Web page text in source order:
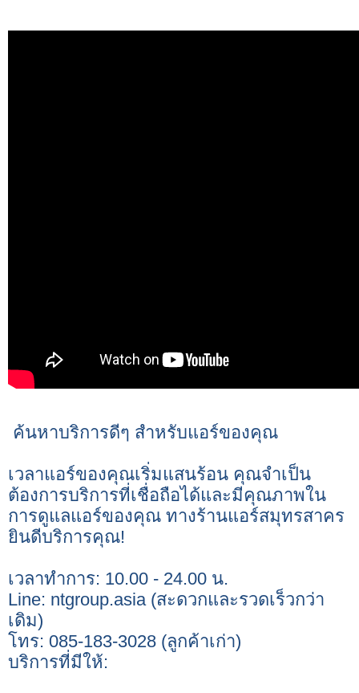
️ ค้นหาบริการดีๆ สำหรับแอร์ของคุณ ️
เวลาแอร์ของคุณเริ่มแสนร้อน คุณจำเป็น
ต้องการบริการที่เชื่อถือได้และมีคุณภาพใน
การดูแลแอร์ของคุณ ทางร้านแอร์สมุทรสาคร
ยินดีบริการคุณ!
เวลาทำการ: 10.00 - 24.00 น.
Line: ntgroup.asia (สะดวกและรวดเร็วกว่า
เดิม)
โทร: 085-183-3028 (ลูกค้าเก่า)
บริการที่มีให้: